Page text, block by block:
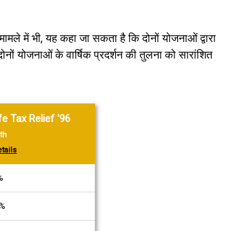
में भी, यह कहा जा सकता है कि दोनों योजनाओं द्वारा
योजनाओं के वार्षिक प्रदर्शन की तुलना को सारांशित
Tax Relief '96